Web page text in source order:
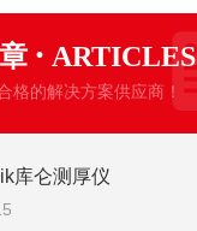
· ARTICLES
格的解决方案供应商！
库仑测厚仪